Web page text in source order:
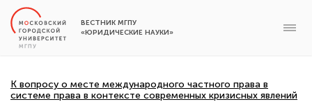
ВЕСТНИК МГПУ
«ЮРИДИЧЕСКИЕ НАУКИ»
К вопросу о месте международного частного права в
системе права в контексте современных кризисных явлений